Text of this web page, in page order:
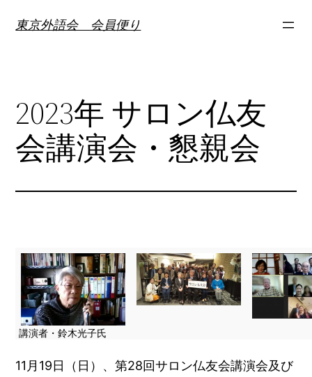
東京外語会 会員便り
2023年 サロン仏友
会講演会・懇親会
講演者・鈴木光子氏
11月19日（日）、第28回サロン仏友会講演会及び